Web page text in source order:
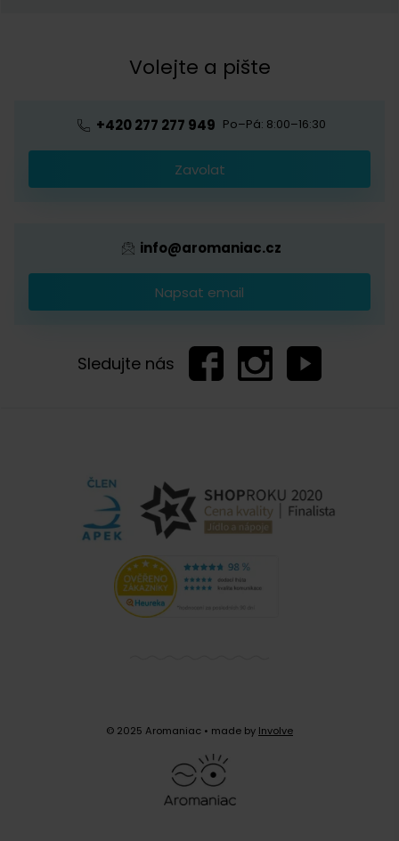
Ochrana osobních údajů
Provizní systém
Kávová akademieVolejte a pište
+420 277 277 949 Po–Pá: 8:00–16:30
Zavolat
info@aromaniac.cz
Napsat email
Sledujte nás
© 2025 Aromaniac • made by Involve